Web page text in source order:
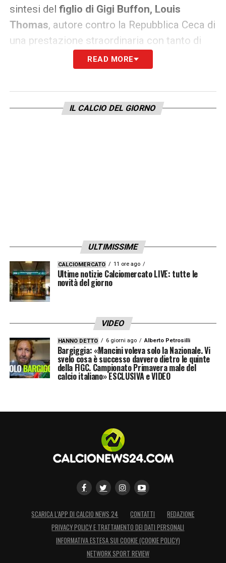
sintesi del figlio di Gigi Buffon, Louis
Thomas, autore contro la Repubblica Ceca di
una prestazione straordinaria con tanto di
Nazionale.
che si è subito sbloccato senza problemi.
READ MORE
IL CALCIO DEL GIORNO
ULTIMISSIME
CALCIOMERCATO 11 ore ago
Ultime notizie Calciomercato LIVE: tutte le
novità del giorno
VIDEO
HANNO DETTO 6 giorni ago Alberto Petrosilli
Bargiggia: «Mancini voleva solo la Nazionale. Vi
svelo cosa è successo davvero dietro le quinte
della FIGC. Campionato Primavera male del
calcio italiano» ESCLUSIVA e VIDEO
SCARICA L’APP DI CALCIO NEWS 24 CONTATTI
REDAZIONE
PRIVACY POLICY E TRATTAMENTO DEI DATI PERSONALI
INFORMATIVA ESTESA SUI COOKIE (COOKIE POLICY)
NETWORK SPORT REVIEW